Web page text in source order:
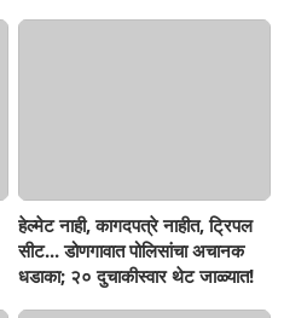
हेल्मेट नाही, कागदपत्रे नाहीत, ट्रिपल
सीट... डोणगावात पोलिसांचा अचानक
धडाका; २० दुचाकीस्वार थेट जाळ्यात!